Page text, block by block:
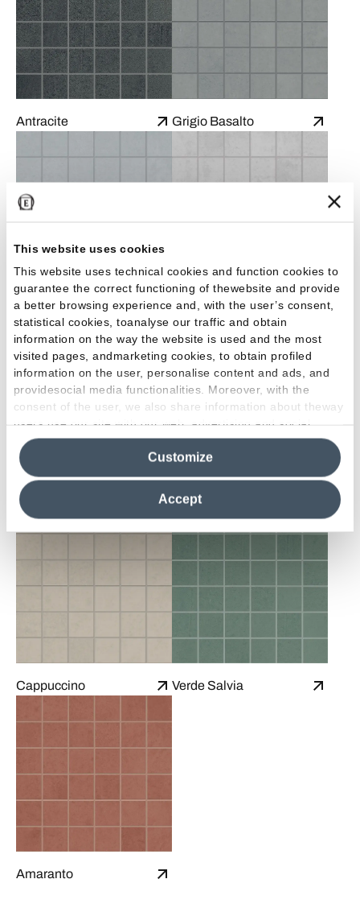
This website uses cookies
This website uses technical cookies and function cookies to
guarantee the correct functioning of thewebsite and provide
a better browsing experience and, with the user’s consent,
statistical cookies, toanalyse our traffic and obtain
information on the way the website is used and the most
visited pages, andmarketing cookies, to obtain profiled
information on the user, personalise content and ads, and
providesocial media functionalities. Moreover, with the
consent of the user, we also share information about theway
users use our site with our web, advertising and social
media analytics partners, who may combine itwith other
information in their possession. By closing this banner,
clicking on "Reject", it will be possible tocontinue browsing
the site after installing only technical cookies. For more
information see the
Cookie Policy
Accept
Customize
Antracite Grigio Basalto
Grigio Avio Grigio Cenere
Perla Crema
Cappuccino Verde Salvia
Amaranto